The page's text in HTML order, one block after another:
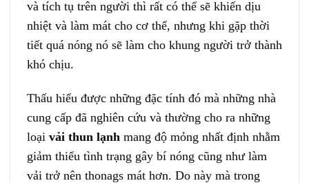
và tích tụ trên người thì rất có thể sẽ khiến dịu
nhiệt và làm mát cho cơ thể, nhưng khi gặp thời
tiết quá nóng nó sẽ làm cho khung người trở thành
khó chịu.
Thấu hiểu được những đặc tính đó mà những nhà
cung cấp đã nghiên cứu và thường cho ra những
loại vải thun lạnh mang độ mỏng nhất định nhằm
giảm thiểu tình trạng gây bí nóng cũng như làm
vải trở nên thonags mát hơn. Do này mà trong